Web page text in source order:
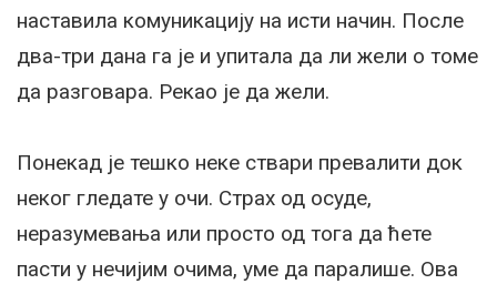
наставила комуникацију на исти начин. После
два-три дана га је и упитала да ли жели о томе
да разговара. Рекао је да жели.
Понекад је тешко неке ствари превалити док
неког гледате у очи. Страх од осуде,
неразумевања или просто од тога да ћете
пасти у нечијим очима, уме да паралише. Ова